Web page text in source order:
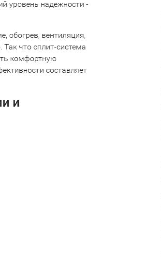
уровень надежности -
обогрев, вентиляция,
что сплит-система
комфортную
составляет
и